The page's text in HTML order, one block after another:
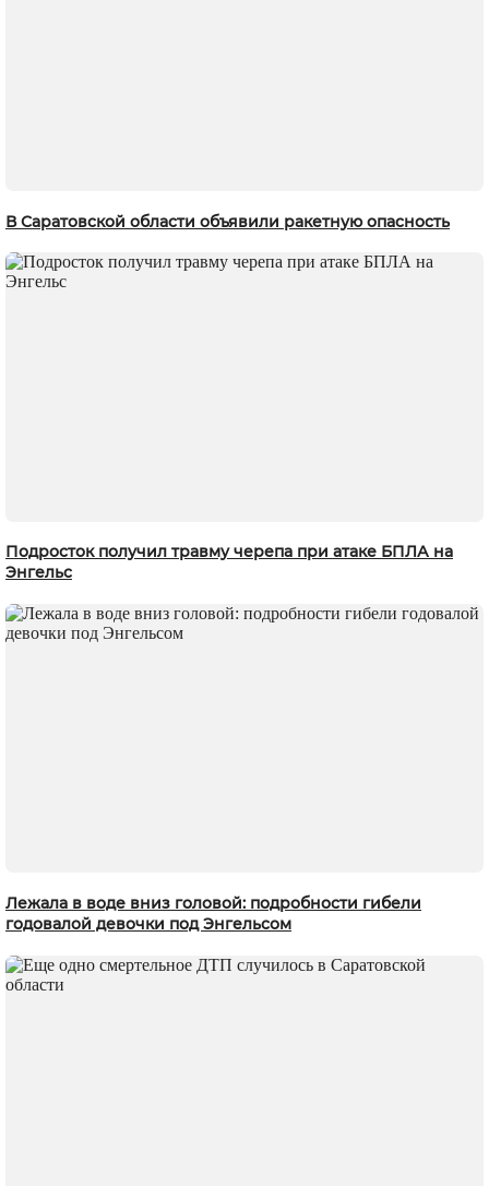
В Саратовской области объявили ракетную опасность
Подросток получил травму черепа при атаке БПЛА на
Энгельс
Лежала в воде вниз головой: подробности гибели
годовалой девочки под Энгельсом